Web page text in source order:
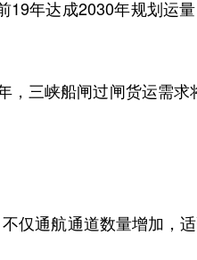
年达成2030年规划运
三峡船闸过闸货运需求
仅通航通道数量增加，